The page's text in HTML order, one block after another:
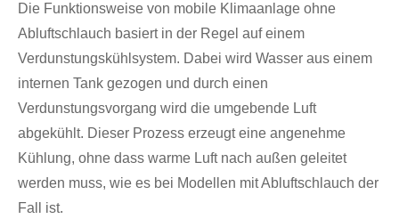
Die Funktionsweise von mobile Klimaanlage ohne
Abluftschlauch basiert in der Regel auf einem
Verdunstungskühlsystem. Dabei wird Wasser aus einem
internen Tank gezogen und durch einen
Verdunstungsvorgang wird die umgebende Luft
abgekühlt. Dieser Prozess erzeugt eine angenehme
Kühlung, ohne dass warme Luft nach außen geleitet
werden muss, wie es bei Modellen mit Abluftschlauch der
Fall ist.